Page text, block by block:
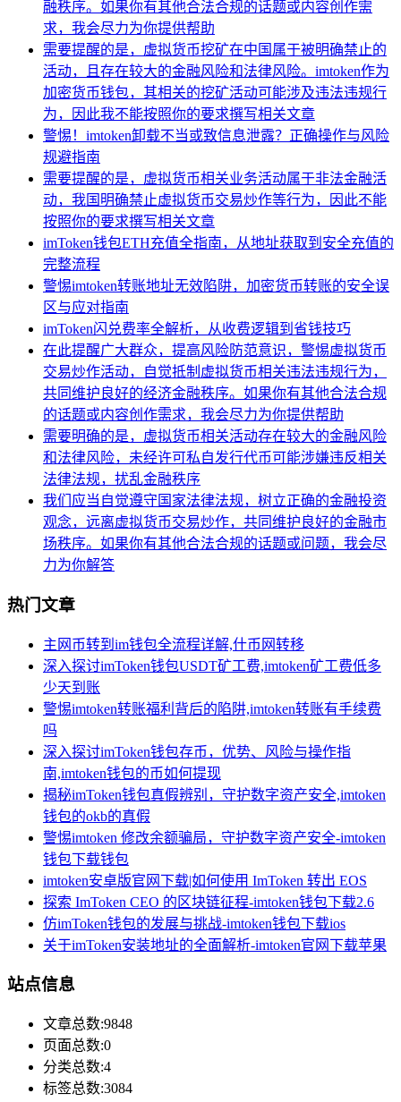
融秩序。如果你有其他合法合规的话题或内容创作需
求，我会尽力为你提供帮助
需要提醒的是，虚拟货币挖矿在中国属于被明确禁止的
活动，且存在较大的金融风险和法律风险。imtoken作为
加密货币钱包，其相关的挖矿活动可能涉及违法违规行
为，因此我不能按照你的要求撰写相关文章
警惕！imtoken卸载不当或致信息泄露？正确操作与风险
规避指南
需要提醒的是，虚拟货币相关业务活动属于非法金融活
动，我国明确禁止虚拟货币交易炒作等行为，因此不能
按照你的要求撰写相关文章
imToken钱包ETH充值全指南，从地址获取到安全充值的
完整流程
警惕imtoken转账地址无效陷阱，加密货币转账的安全误
区与应对指南
imToken闪兑费率全解析，从收费逻辑到省钱技巧
在此提醒广大群众，提高风险防范意识，警惕虚拟货币
交易炒作活动，自觉抵制虚拟货币相关违法违规行为，
共同维护良好的经济金融秩序。如果你有其他合法合规
的话题或内容创作需求，我会尽力为你提供帮助
需要明确的是，虚拟货币相关活动存在较大的金融风险
和法律风险，未经许可私自发行代币可能涉嫌违反相关
法律法规，扰乱金融秩序
我们应当自觉遵守国家法律法规，树立正确的金融投资
观念，远离虚拟货币交易炒作，共同维护良好的金融市
场秩序。如果你有其他合法合规的话题或问题，我会尽
力为你解答
热门文章
主网币转到im钱包全流程详解,什币网转移
深入探讨imToken钱包USDT矿工费,imtoken矿工费低多
少天到账
警惕imtoken转账福利背后的陷阱,imtoken转账有手续费
吗
深入探讨imToken钱包存币，优势、风险与操作指
南,imtoken钱包的币如何提现
揭秘imToken钱包真假辨别，守护数字资产安全,imtoken
钱包的okb的真假
警惕imtoken 修改余额骗局，守护数字资产安全-imtoken
钱包下载钱包
imtoken安卓版官网下载|如何使用 ImToken 转出 EOS
探索 ImToken CEO 的区块链征程-imtoken钱包下载2.6
仿imToken钱包的发展与挑战-imtoken钱包下载ios
关于imToken安装地址的全面解析-imtoken官网下载苹果
站点信息
文章总数:9848
页面总数:0
分类总数:4
标签总数:3084